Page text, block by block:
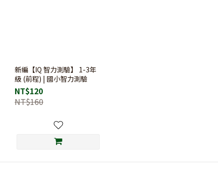
新編【IQ 智力測驗】 1-3年
級 (前程) | 國小智力測驗
NT$120
NT$160